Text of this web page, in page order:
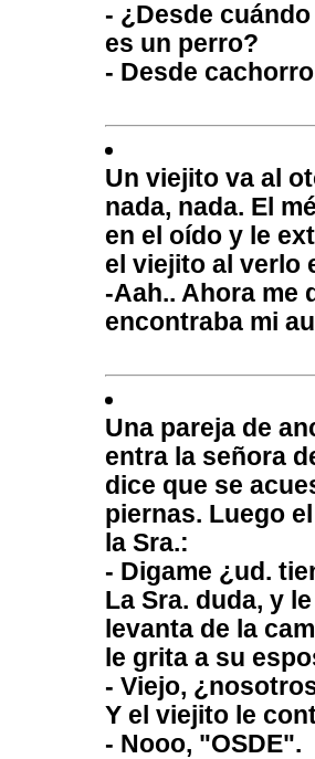
- ¿Desde
es un perro?
- Desde
Un viejito va al
nada, nada. El
en el oído y le
el viejito al verlo
-Aah.. Ahora me
encontraba mi
Una pareja de
entra la señora
dice que se
piernas. Luego
la Sra.:
- Digame ¿ud.
La Sra. duda, y
levanta de la
le grita a su
- Viejo,
Y el viejito le
- Nooo, "OSDE".